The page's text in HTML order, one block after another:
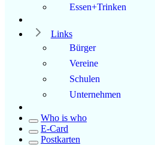
Essen+Trinken
Links
Bürger
Vereine
Schulen
Unternehmen
Who is who
E-Card
Postkarten